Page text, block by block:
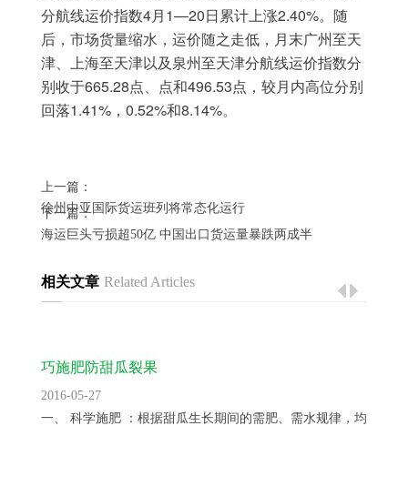
分航线运价指数4月 1—20 日累计上涨2.40%。随
后，市场货量缩水，运价随之走低，月末广州至天
津、上海至天津以及泉州至天津分航线运价指数分
别收于665.28点、点和496.53点，较月内高位分别
回落1.41%， 0.52%和8.14%。
上一篇：
徐州中亚国际货运班列将常态化运行
下一篇：
海运巨头亏损超50亿 中国出口货运量暴跌两成半
相关文章 Related Articles
巧施肥防甜瓜裂果
2016-05-27
一、 科学施肥 ：根据甜瓜生长期间的需肥、需水规律，均衡供...